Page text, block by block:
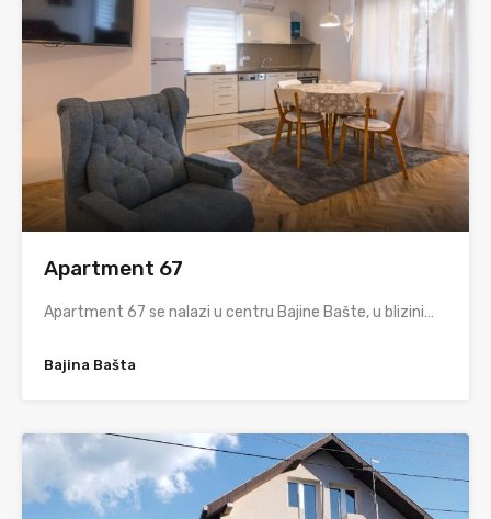
Apartment 67
Apartment 67 se nalazi u centru Bajine Bašte, u blizini…
Bajina Bašta